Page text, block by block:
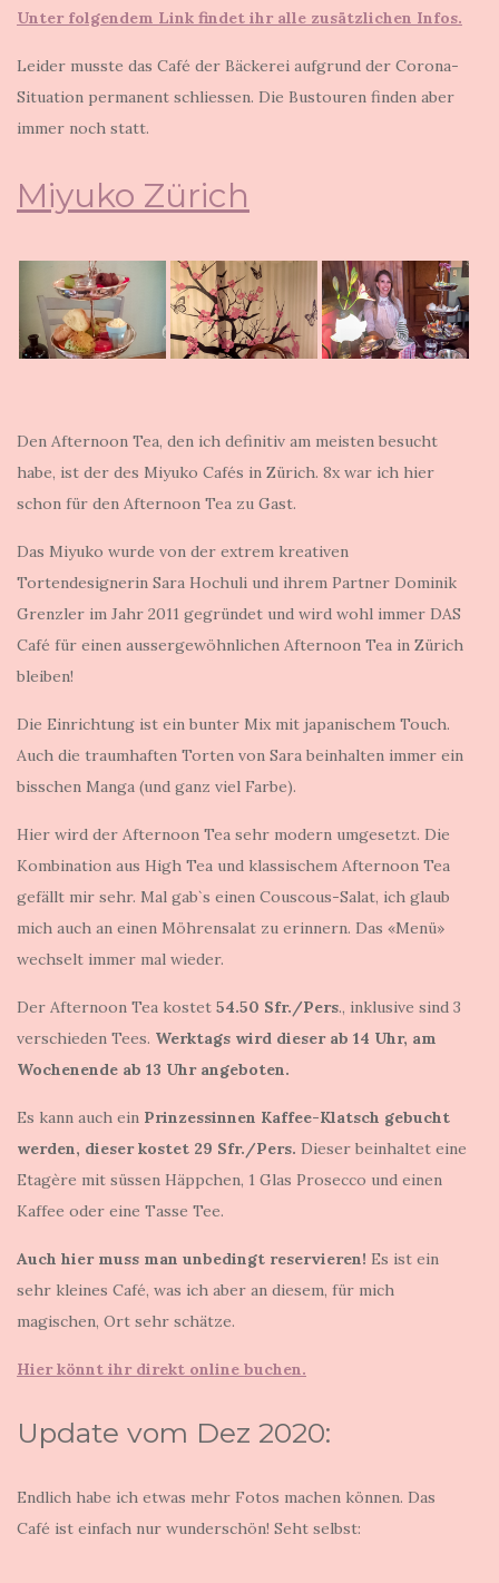
Unter folgendem Link findet ihr alle zusätzlichen Infos.
Leider musste das Café der Bäckerei aufgrund der Corona-
Situation permanent schliessen. Die Bustouren finden aber
immer noch statt.
Miyuko Zürich
Den Afternoon Tea, den ich definitiv am meisten besucht
habe, ist der des Miyuko Cafés in Zürich. 8x war ich hier
schon für den Afternoon Tea zu Gast.
Das Miyuko wurde von der extrem kreativen
Tortendesignerin Sara Hochuli und ihrem Partner Dominik
Grenzler im Jahr 2011 gegründet und wird wohl immer DAS
Café für einen aussergewöhnlichen Afternoon Tea in Zürich
bleiben!
Die Einrichtung ist ein bunter Mix mit japanischem Touch.
Auch die traumhaften Torten von Sara beinhalten immer ein
bisschen Manga (und ganz viel Farbe).
Hier wird der Afternoon Tea sehr modern umgesetzt. Die
Kombination aus High Tea und klassischem Afternoon Tea
gefällt mir sehr. Mal gab`s einen Couscous-Salat, ich glaub
mich auch an einen Möhrensalat zu erinnern. Das «Menü»
wechselt immer mal wieder.
Der Afternoon Tea kostet 54.50 Sfr./Pers., inklusive sind 3
verschieden Tees. Werktags wird dieser ab 14 Uhr, am
Wochenende ab 13 Uhr angeboten.
Es kann auch ein Prinzessinnen Kaffee-Klatsch gebucht
werden, dieser kostet 29 Sfr./Pers. Dieser beinhaltet eine
Etagère mit süssen Häppchen, 1 Glas Prosecco und einen
Kaffee oder eine Tasse Tee.
Auch hier muss man unbedingt reservieren! Es ist ein
sehr kleines Café, was ich aber an diesem, für mich
magischen, Ort sehr schätze.
Hier könnt ihr direkt online buchen.
Update vom Dez 2020:
Endlich habe ich etwas mehr Fotos machen können. Das
Café ist einfach nur wunderschön! Seht selbst: